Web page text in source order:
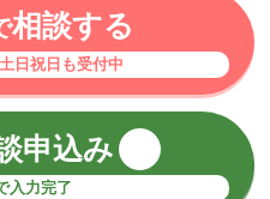
相談する
日祝日も受付中
申込み
入力完了